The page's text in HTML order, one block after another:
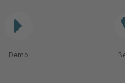
Demo